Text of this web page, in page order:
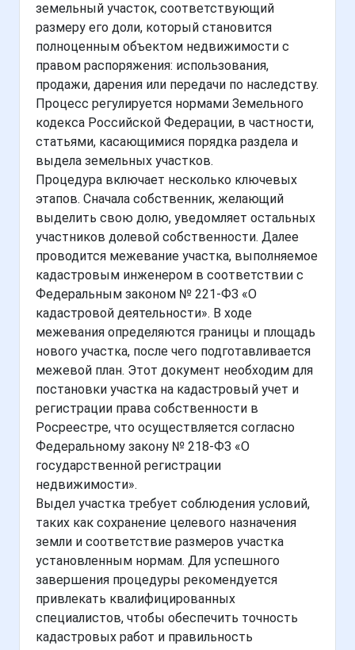
земельный участок, соответствующий
размеру его доли, который становится
полноценным объектом недвижимости с
правом распоряжения: использования,
продажи, дарения или передачи по наследству.
Процесс регулируется нормами Земельного
кодекса Российской Федерации, в частности,
статьями, касающимися порядка раздела и
выдела земельных участков.
Процедура включает несколько ключевых
этапов. Сначала собственник, желающий
выделить свою долю, уведомляет остальных
участников долевой собственности. Далее
проводится межевание участка, выполняемое
кадастровым инженером в соответствии с
Федеральным законом № 221-ФЗ «О
кадастровой деятельности». В ходе
межевания определяются границы и площадь
нового участка, после чего подготавливается
межевой план. Этот документ необходим для
постановки участка на кадастровый учет и
регистрации права собственности в
Росреестре, что осуществляется согласно
Федеральному закону № 218-ФЗ «О
государственной регистрации
недвижимости».
Выдел участка требует соблюдения условий,
таких как сохранение целевого назначения
земли и соответствие размеров участка
установленным нормам. Для успешного
завершения процедуры рекомендуется
привлекать квалифицированных
специалистов, чтобы обеспечить точность
кадастровых работ и правильность